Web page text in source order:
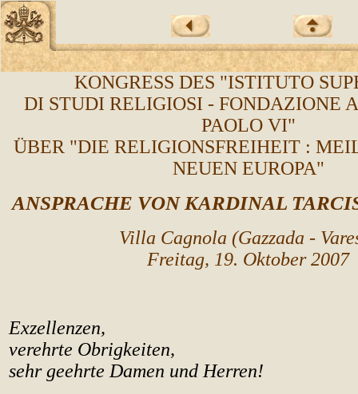
KONGRESS DES "ISTITUTO
DI STUDI RELIGIOSI - FONDAZIONE
PAOLO VI"
ÜBER "DIE RELIGIONSFREIHEIT :
NEUEN EUROPA"
ANSPRACHE VON KARDINAL
Villa Cagnola (Gazzada -
Freitag, 19. Oktober 2007
Exzellenzen,
verehrte Obrigkeiten,
sehr geehrte Damen und Herren!